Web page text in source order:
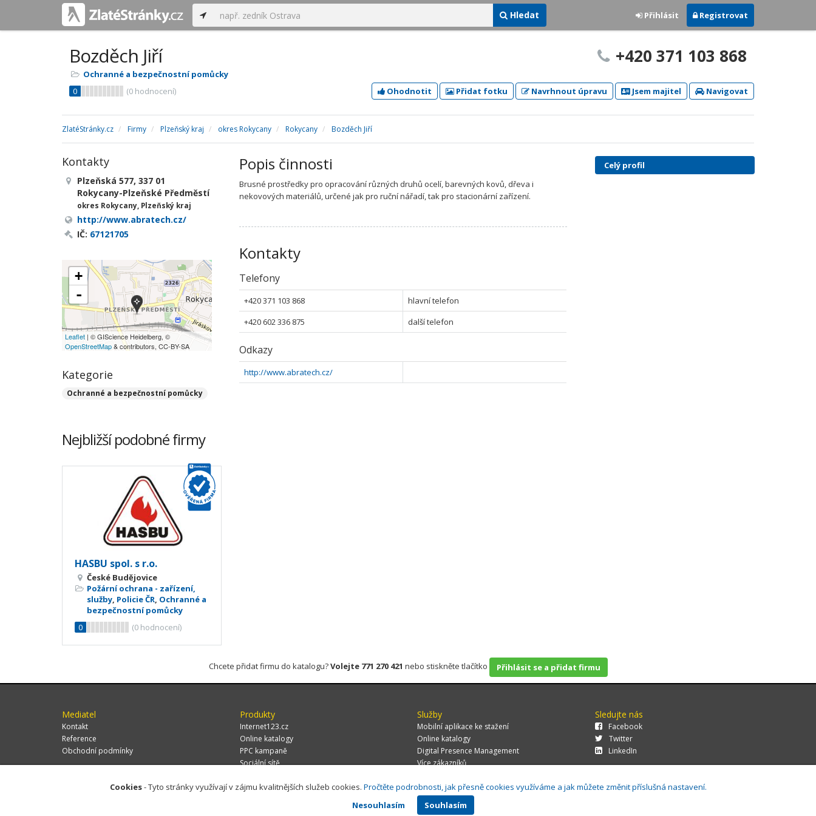
Hledat Přihlásit Registrovat
Bozděch Jiří
Ochranné a bezpečnostní pomůcky
0
(0 hodnocení)
+420 371 103 868
Ohodnotit Přidat fotku Navrhnout úpravu Jsem majitel Navigovat
ZlatéStránky.cz Firmy Plzeňský kraj okres Rokycany Rokycany Bozděch Jiří
Popis činnosti
Brusné prostředky pro opracování různých druhů ocelí, barevných kovů, dřeva i
nekovových materiálů, určené jak pro ruční nářadí, tak pro stacionární zařízení.
Kontakty
Telefony
+420 371 103 868
hlavní telefon
+420 602 336 875
další telefon
Odkazy
http://www.abratech.cz/
Kontakty
Plzeňská 577, 337 01
Rokycany-Plzeňské Předměstí
okres Rokycany, Plzeňský kraj
http://www.abratech.cz/
IČ: 67121705
+
-
Leaflet | © GIScience Heidelberg, ©
OpenStreetMap& contributors, CC-BY-SA
Kategorie
Ochranné a bezpečnostní pomůcky
Celý profil
Nejbližší podobné firmy
HASBU spol. s r.o.
České Budějovice
Požární ochrana - zařízení,
služby, Policie ČR, Ochranné a
bezpečnostní pomůcky
0
(0 hodnocení)
Chcete přidat firmu do katalogu?Volejte 771 270 421 nebo stiskněte tlačítko Přihlásit se a přidat firmu
Mediatel
Kontakt
Reference
Obchodní podmínky
Produkty
Internet123.cz
Online katalogy
PPC kampaně
Sociální sítě
Služby
Mobilní aplikace ke stažení
Online katalogy
Digital Presence Management
Více zákazníků
Sledujte nás
Facebook
Twitter
LinkedIn
Za Potokem 46/4, 106 00 Praha 10, tel.: +420 771 270 421, verze 1.29.0.143,
Cookies- Tyto stránky využívají v zájmu kvalitnějších služeb cookies. Pročtěte podrobnosti, jak přesně cookies využíváme a jak můžete změnit příslušná nastavení.
Nesouhlasím
Souhlasím